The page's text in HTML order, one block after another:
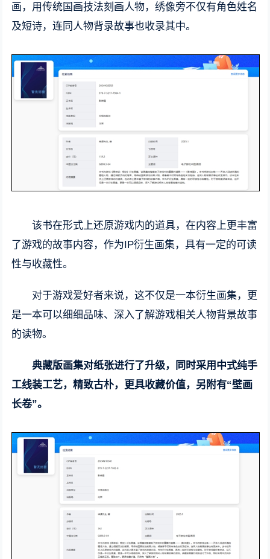
画，用传统国画技法刻画人物，绣像旁不仅有角色姓名
及短诗，连同人物背录故事也收录其中。
该书在形式上还原游戏内的道具，在内容上更丰富
了游戏的故事内容，作为IP衍生画集，具有一定的可读
性与收藏性。
对于游戏爱好者来说，这不仅是一本衍生画集，更
是一本可以细细品味、深入了解游戏相关人物背景故事
的读物。
典藏版画集对纸张进行了升级，同时采用中式纯手
工线装工艺，精致古朴，更具收藏价值，另附有“壁画
长卷”。